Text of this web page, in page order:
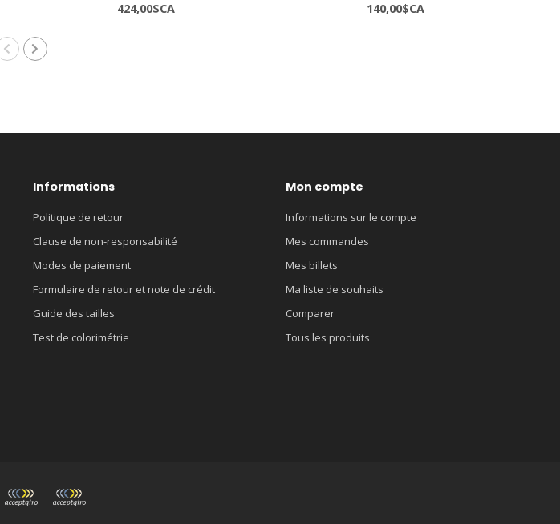
424,00$CA 140,00$CA
Informations
Politique de retour
Clause de non-responsabilité
Modes de paiement
Formulaire de retour et note de crédit
Guide des tailles
Test de colorimétrie
Mon compte
Informations sur le compte
Mes commandes
Mes billets
Ma liste de souhaits
Comparer
Tous les produits